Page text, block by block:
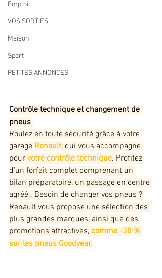
Emploi
VOS SORTIES
Maison
Sport
PETITES ANNONCES
Contrôle technique et changement de
pneus
Roulez en toute sécurité grâce à votre
garage Renault, qui vous accompagne
pour votre contrôle technique. Profitez
d’un forfait complet comprenant un
bilan préparatoire, un passage en centre
agréé.. Besoin de changer vos pneus ?
Renault vous propose une sélection des
plus grandes marques, ainsi que des
promotions attractives, comme -30 %
sur les pneus Goodyear.